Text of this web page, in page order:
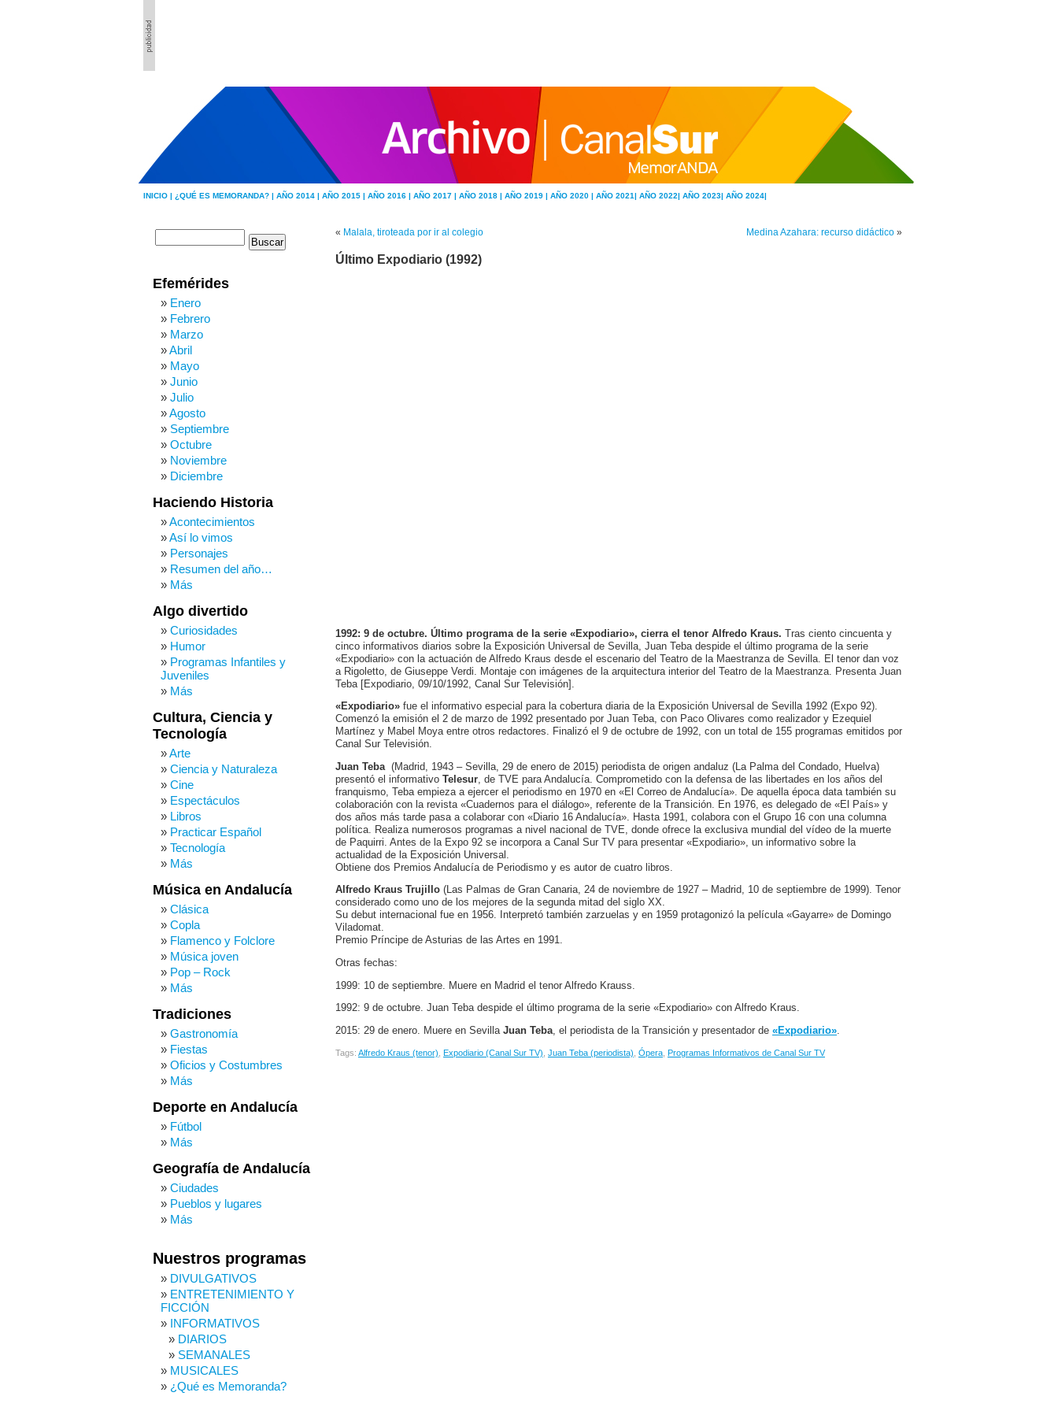
INICIO | ¿QUÉ ES MEMORANDA? | AÑO 2014 | AÑO 2015 | AÑO 2016 | AÑO 2017 | AÑO 2018 | AÑO 2019 | AÑO 2020 | AÑO 2021| AÑO 2022| AÑO 2023| AÑO 2024|
« Malala, tiroteada por ir al colegio Medina Azahara: recurso didáctico »
Último Expodiario (1992)
1992: 9 de octubre. Último programa de la serie «Expodiario», cierra el tenor Alfredo Kraus. Tras ciento cincuenta y
cinco informativos diarios sobre la Exposición Universal de Sevilla, Juan Teba despide el último programa de la serie
«Expodiario» con la actuación de Alfredo Kraus desde el escenario del Teatro de la Maestranza de Sevilla. El tenor dan voz
a Rigoletto, de Giuseppe Verdi. Montaje con imágenes de la arquitectura interior del Teatro de la Maestranza. Presenta Juan
Teba [Expodiario, 09/10/1992, Canal Sur Televisión].
«Expodiario» fue el informativo especial para la cobertura diaria de la Exposición Universal de Sevilla 1992 (Expo 92).
Comenzó la emisión el 2 de marzo de 1992 presentado por Juan Teba, con Paco Olivares como realizador y Ezequiel
Martínez y Mabel Moya entre otros redactores. Finalizó el 9 de octubre de 1992, con un total de 155 programas emitidos por
Canal Sur Televisión.
Juan Teba (Madrid, 1943 – Sevilla, 29 de enero de 2015) periodista de origen andaluz (La Palma del Condado, Huelva)
presentó el informativo Telesur , de TVE para Andalucía. Comprometido con la defensa de las libertades en los años del
franquismo, Teba empieza a ejercer el periodismo en 1970 en «El Correo de Andalucía». De aquella época data también su
colaboración con la revista «Cuadernos para el diálogo», referente de la Transición. En 1976, es delegado de «El País» y
dos años más tarde pasa a colaborar con «Diario 16 Andalucía». Hasta 1991, colabora con el Grupo 16 con una columna
política. Realiza numerosos programas a nivel nacional de TVE, donde ofrece la exclusiva mundial del vídeo de la muerte
de Paquirri. Antes de la Expo 92 se incorpora a Canal Sur TV para presentar «Expodiario», un informativo sobre la
actualidad de la Exposición Universal.
Obtiene dos Premios Andalucía de Periodismo y es autor de cuatro libros.
Alfredo Kraus Trujillo (Las Palmas de Gran Canaria, 24 de noviembre de 1927 – Madrid, 10 de septiembre de 1999). Tenor
considerado como uno de los mejores de la segunda mitad del siglo XX.
Su debut internacional fue en 1956. Interpretó también zarzuelas y en 1959 protagonizó la película «Gayarre» de Domingo
Viladomat.
Premio Príncipe de Asturias de las Artes en 1991.
Otras fechas:
1999: 10 de septiembre. Muere en Madrid el tenor Alfredo Krauss.
1992: 9 de octubre. Juan Teba despide el último programa de la serie «Expodiario» con Alfredo Kraus.
2015: 29 de enero. Muere en Sevilla Juan Teba , el periodista de la Transición y presentador de «Expodiario»
Tags: Alfredo Kraus (tenor) Expodiario (Canal Sur TV) Juan Teba (periodista) Ópera Programas Informativos de Canal Sur TV
Efemérides
Enero
Febrero
Marzo
Abril
Mayo
Junio
Julio
Agosto
Septiembre
Octubre
Noviembre
Diciembre
Haciendo Historia
Acontecimientos
Así lo vimos
Personajes
Resumen del año…
Más
Algo divertido
Curiosidades
Humor
Programas Infantiles y
Juveniles
Más
Cultura, Ciencia y
Tecnología
Arte
Ciencia y Naturaleza
Cine
Espectáculos
Libros
Practicar Español
Tecnología
Más
Música en Andalucía
Clásica
Copla
Flamenco y Folclore
Música joven
Pop – Rock
Más
Tradiciones
Gastronomía
Fiestas
Oficios y Costumbres
Más
Deporte en Andalucía
Fútbol
Más
Geografía de Andalucía
Ciudades
Pueblos y lugares
Más
Nuestros programas
DIVULGATIVOS
ENTRETENIMIENTO Y
FICCIÓN
INFORMATIVOS
DIARIOS
SEMANALES
MUSICALES
¿Qué es Memoranda?